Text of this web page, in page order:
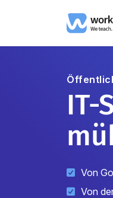
IT-
Von
Von